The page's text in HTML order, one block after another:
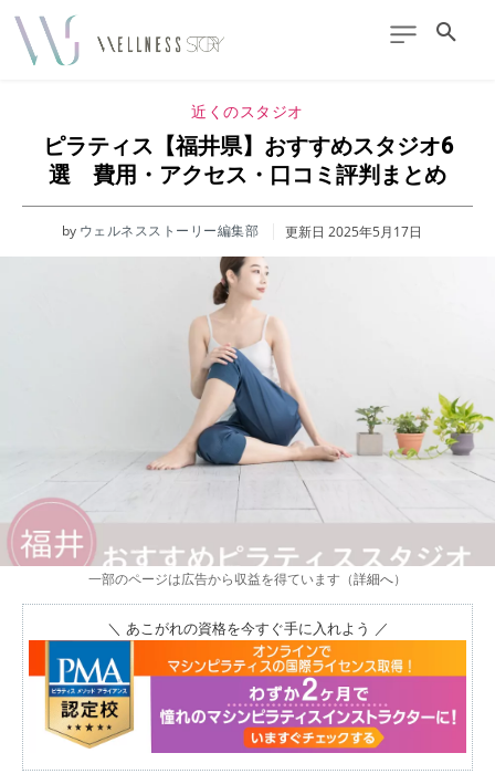
近くのスタジオ
ピラティス【福井県】おすすめスタジオ6
選 費用・アクセス・口コミ評判まとめ
by ウェルネスストーリー編集部 更新日2025年5月17日
一部のページは広告から収益を得ています（詳細へ）
＼ あこがれの資格を今すぐ手に入れよう ／